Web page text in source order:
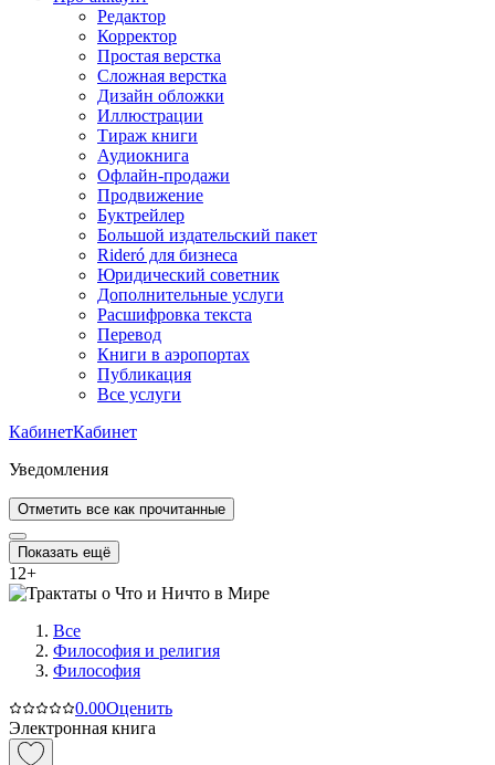
Редактор
Корректор
Простая верстка
Сложная верстка
Дизайн обложки
Иллюстрации
Тираж книги
Аудиокнига
Офлайн-продажи
Продвижение
Буктрейлер
Большой издательский пакет
Rideró для бизнеса
Юридический советник
Дополнительные услуги
Расшифровка текста
Перевод
Книги в аэропортах
Публикация
Все услуги
КабинетКабинет
Уведомления
Отметить все как прочитанные
Показать ещё
12+
Все
Философия и религия
Философия
0.00Оценить
Электронная книга